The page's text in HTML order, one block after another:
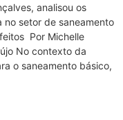
analisou os
setor de saneamento
Por Michelle
No contexto da
o saneamento básico,